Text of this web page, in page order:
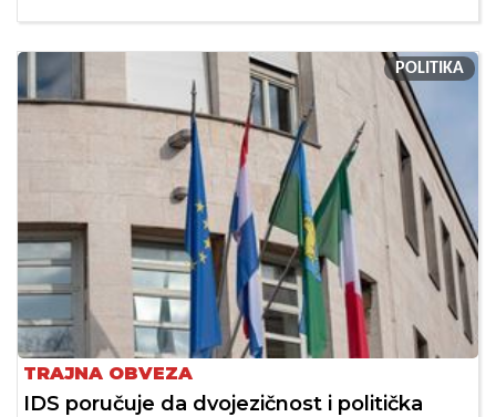
POLITIKA
TRAJNA OBVEZA
IDS poručuje da dvojezičnost i politička